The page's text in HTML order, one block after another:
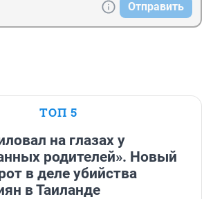
Отправить
ТОП 5
на глазах у
родителей». Новый
в деле убийства
в Таиланде